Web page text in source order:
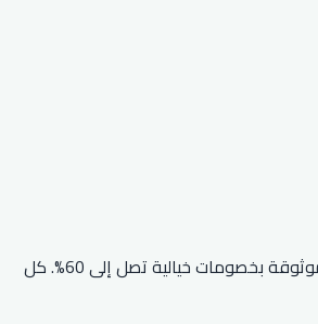
اجعل تنقلك اليومي داخل المدينة أكثر ذكاءً وأقل تكلفة مع أوبر. سواء كنت متجهاً إلى موعد هام أو ترغب في زيارة الأصدقاء، يمكنك الآن الاستمتاع برحلات آمنة وموثوقة بخصومات خيالية تصل إلى 60%. كل